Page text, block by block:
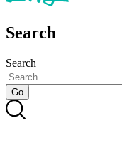
Search
Search